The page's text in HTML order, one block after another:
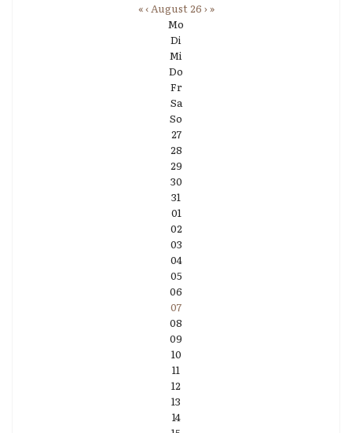
«‹August 26 ›»
Mo
Di
Mi
Do
Fr
Sa
So
27
28
29
30
31
01
02
03
04
05
06
07
08
09
10
11
12
13
14